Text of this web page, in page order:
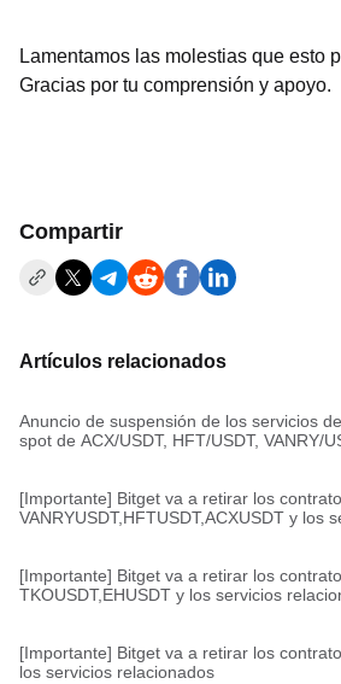
Lamentamos las molestias que esto
Gracias por tu comprensión y apoyo.
Compartir
Artículos relacionados
Anuncio de suspensión de los servicios
spot de ACX/USDT, HFT/USDT, VANRY/
[Importante] Bitget va a retirar los
VANRYUSDT,HFTUSDT,ACXUSDT y los
[Importante] Bitget va a retirar los
TKOUSDT,EHUSDT y los servicios
[Importante] Bitget va a retirar los
los servicios relacionados